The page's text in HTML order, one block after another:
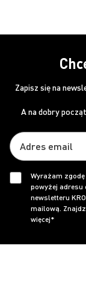
Zapisz się na
A na dobry
Wyrażam
powyżej adresu
newsletteru
mailową.
więcej*